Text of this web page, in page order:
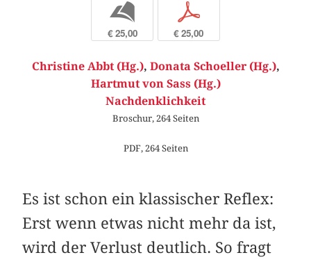
b
€ 25,00
p
€ 25,00
Christine Abbt (Hg.), Donata Schoeller (Hg.),
Hartmut von Sass (Hg.)
Nachdenklichkeit
Broschur, 264 Seiten
PDF, 264 Seiten
Es ist schon ein klassischer Reflex:
Erst wenn etwas nicht mehr da ist,
wird der Verlust deutlich. So fragt